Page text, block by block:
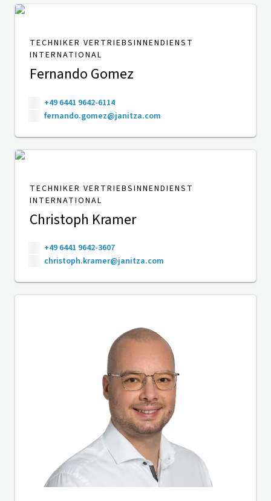
TECHNIKER VERTRIEBSINNENDIENST
INTERNATIONAL
Fernando Gomez
+49 6441 9642-6114
fernando.gomez@janitza.com
TECHNIKER VERTRIEBSINNENDIENST
INTERNATIONAL
Christoph Kramer
+49 6441 9642-3607
christoph.kramer@janitza.com